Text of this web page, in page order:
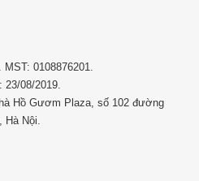
0108876201.
23/08/2019.
Hồ Gươm Plaza, số 102 đường
Hà Nội.